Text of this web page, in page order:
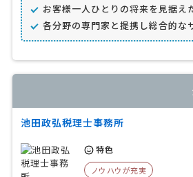
お客様一人ひとりの将来を見据え
各分野の専門家と提携し総合的な
池田政弘税理士事務所
特色
ノウハウが充実